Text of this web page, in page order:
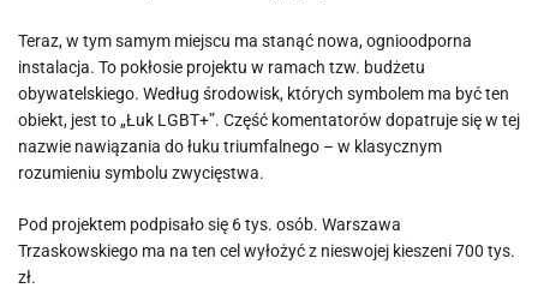
Teraz, w tym samym miejscu ma stanąć nowa, ognioodporna
instalacja. To pokłosie projektu w ramach tzw. budżetu
obywatelskiego. Według środowisk, których symbolem ma być ten
obiekt, jest to „Łuk LGBT+”. Część komentatorów dopatruje się w tej
nazwie nawiązania do łuku triumfalnego – w klasycznym
rozumieniu symbolu zwycięstwa.
Pod projektem podpisało się 6 tys. osób. Warszawa
Trzaskowskiego ma na ten cel wyłożyć z nieswojej kieszeni 700 tys.
zł.